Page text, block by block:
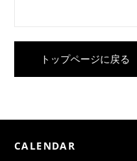
トップページに戻る
CALENDAR